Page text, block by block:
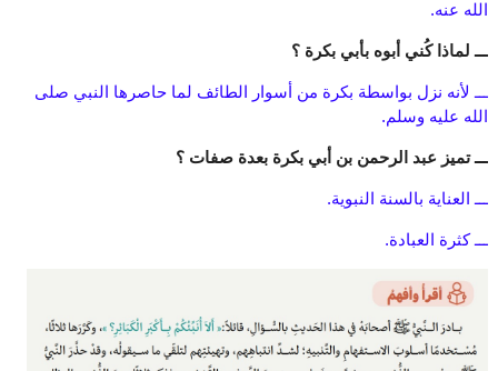
الله عنه.
ـــ لماذا كُني أبوه بأبي بكرة ؟
ـــ لأنه نزل بواسطة بكرة من أسوار الطائف لما حاصرها النبي صلى
الله عليه وسلم.
ـــ تميز عبد الرحمن بن أبي بكرة بعدة صفات ؟
ـــ العناية بالسنة النبوية.
ـــ كثرة العبادة.